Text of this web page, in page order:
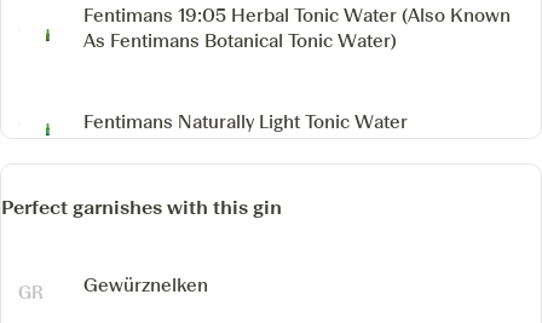
Fentimans 19:05 Herbal Tonic Water (Also Known
As Fentimans Botanical Tonic Water)
Fentimans Naturally Light Tonic Water
Perfect garnishes with this gin
Gewürznelken